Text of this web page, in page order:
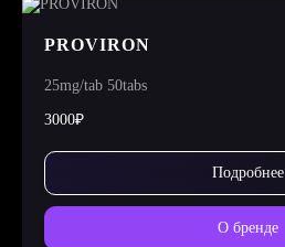
PROVIRON
25mg/tab 50tabs
3000₽
Подробнее
О бренде